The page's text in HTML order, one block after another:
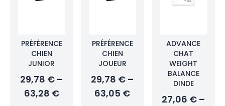
PRÉFÉRENCE
CHIEN
JUNIOR
29,78 € –
63,28 €
PRÉFÉRENCE
CHIEN
JOUEUR
29,78 € –
63,05 €
ADVANCE
CHAT
WEIGHT
BALANCE
DINDE
27,06 € –